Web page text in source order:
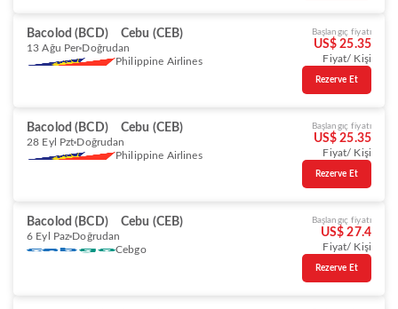
Bacolod (BCD) Cebu (CEB)
13 Ağu Per Doğrudan
Philippine Airlines
Başlangıç fiyatı
US$ 25.35
Fiyat/ Kişi
Rezerve Et
Bacolod (BCD) Cebu (CEB)
28 Eyl Pzt Doğrudan
Philippine Airlines
Başlangıç fiyatı
US$ 25.35
Fiyat/ Kişi
Rezerve Et
Bacolod (BCD) Cebu (CEB)
6 Eyl Paz Doğrudan
Cebgo
Başlangıç fiyatı
US$ 27.4
Fiyat/ Kişi
Rezerve Et